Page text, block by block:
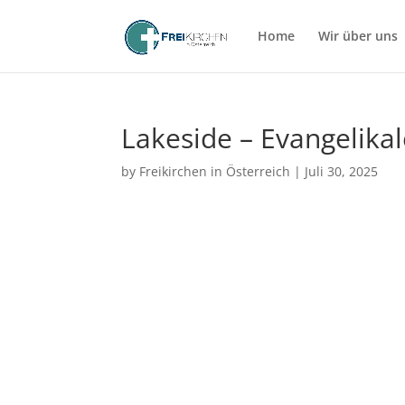
Home Wir über uns
Lakeside –
by Freikirchen in Österreich | Juli 30, 2025